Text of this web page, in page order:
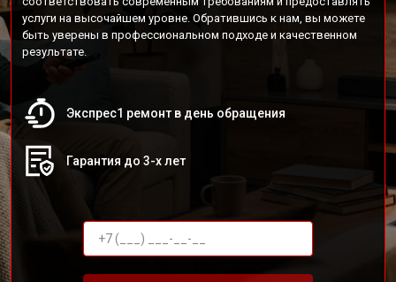
услуги на высочайшем уровне. Обратившись к нам, вы можете
быть уверены в профессиональном подходе и качественном
результате.
Экспрес1 ремонт в день обращения
Гарантия до 3-х лет